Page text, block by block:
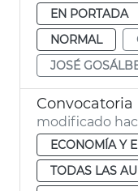
EN PORTADA
NORMAL
JOSÉ
modificado
ECONOMÍA Y
TODAS LAS